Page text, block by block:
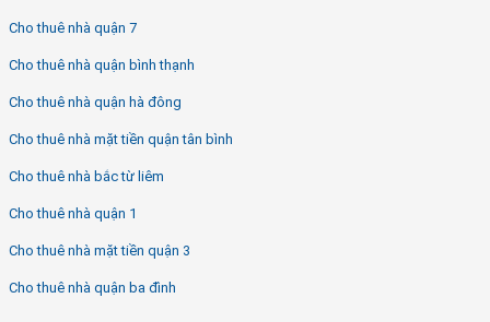
Cho thuê nhà quận 7
Cho thuê nhà quận bình thạnh
Cho thuê nhà quận hà đông
Cho thuê nhà mặt tiền quận tân bình
Cho thuê nhà bắc từ liêm
Cho thuê nhà quận 1
Cho thuê nhà mặt tiền quận 3
Cho thuê nhà quận ba đình